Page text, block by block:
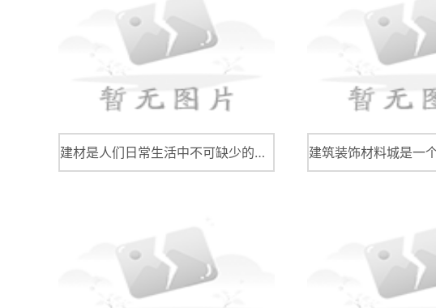
建材是人们日常生活中不可缺少的一部分，从最基本的房屋建设到室内装修设计，都需要用到各种不同种类的建材。建材市场的产业链非常复杂，涉及到多个部门的配合协作，才能做到